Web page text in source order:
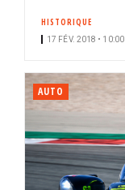
HISTORIQUE
17 FÉV. 2018 • 10:00
AUTO